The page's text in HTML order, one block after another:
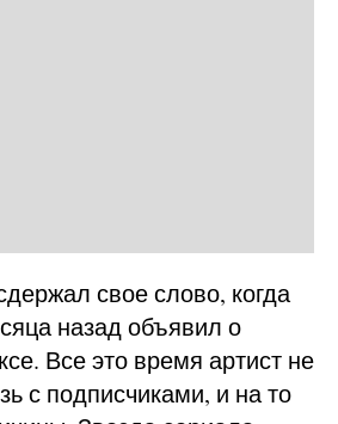
свое слово, когда
назад объявил о
Все это время артист не
с подписчиками, и на то